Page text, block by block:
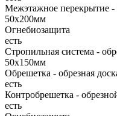
Межэтажное перекрытие -
50х200мм
Огнебиозащита
есть
Стропильная система -
50х150мм
Обрешетка - обрезная
есть
Контробрешетка -
есть